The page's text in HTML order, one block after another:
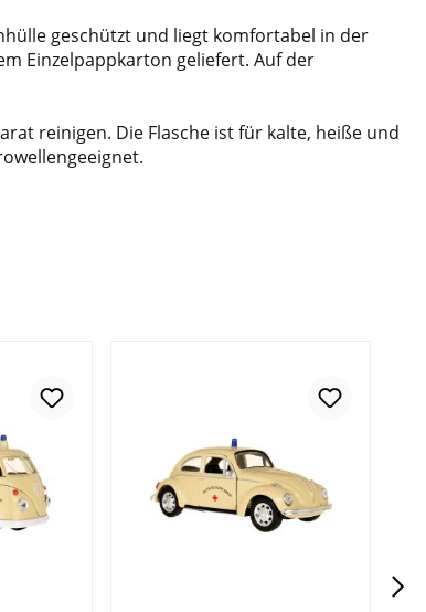
geschützt und liegt komfortabel in der
Einzelpappkarton geliefert. Auf der
reinigen. Die Flasche ist für kalte, heiße und